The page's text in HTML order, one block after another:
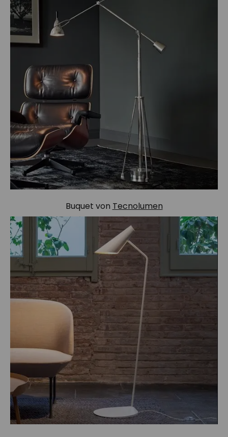
Buquet von Tecnolumen